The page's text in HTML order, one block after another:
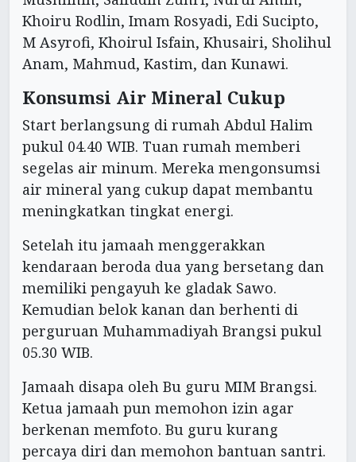
Khoiru Rodlin, Imam Rosyadi, Edi Sucipto,
M Asyrofi, Khoirul Isfain, Khusairi, Sholihul
Anam, Mahmud, Kastim, dan Kunawi.
Konsumsi Air Mineral Cukup
Start berlangsung di rumah Abdul Halim
pukul 04.40 WIB. Tuan rumah memberi
segelas air minum. Mereka mengonsumsi
air mineral yang cukup dapat membantu
meningkatkan tingkat energi.
Setelah itu jamaah menggerakkan
kendaraan beroda dua yang bersetang dan
memiliki pengayuh ke gladak Sawo.
Kemudian belok kanan dan berhenti di
perguruan Muhammadiyah Brangsi pukul
05.30 WIB.
Jamaah disapa oleh Bu guru MIM Brangsi.
Ketua jamaah pun memohon izin agar
berkenan memfoto. Bu guru kurang
percaya diri dan memohon bantuan santri.